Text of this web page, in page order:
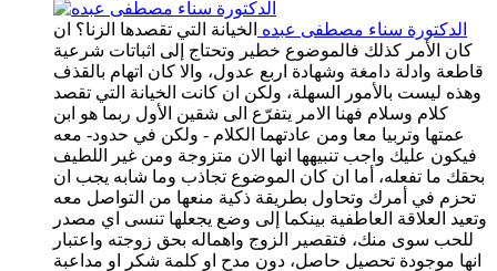
الدكتورة سناء مصطفى عبده الخيانة التي تقصدها الزنا؟ ان
كان الأمر كذلك فالموضوع خطير وتحتاج إلى اثباتات شرعية
قاطعة وادلة دامغة وشهادة اربع عدول، والا كان اتهام بالقذف
وهذه ليست بالأمور السهلة، ولكن ان كانت الخيانة التي تقصد
كلام وسلام فهنا الامر يتفرّع الى شقين الأول ربما هو ابن
عمتها وتربيا معا ومن عادتهما الكلام - ولكن في حدود- معه
فيكون عليك واجب تنبيهها انها الان متزوجة ومن غير اللطيف
بحقك ما تفعله، أما ان كان الموضوع تجاذب وما شابه يجب ان
تحزم في أمرك وتحاول بطريقة ذكية منعها من التواصل معه
وتعيد العلاقة العاطفية بينكما إلى وضع يجعلها تنسى اي مصدر
للحب سوى منك، فتقصير الزوج واهماله بحق زوجته واعتبار
انها موجودة تحصيل حاصل، دون مدح او كلمة شكر او مداعبة